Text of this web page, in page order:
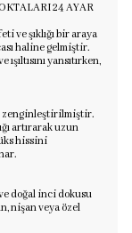
24 AYAR
ve şıklığı bir araya
haline gelmiştir.
yansıtırken,
zenginleştirilmiştir.
artırarak uzun
hissini
doğal inci dokusu
nişan veya özel